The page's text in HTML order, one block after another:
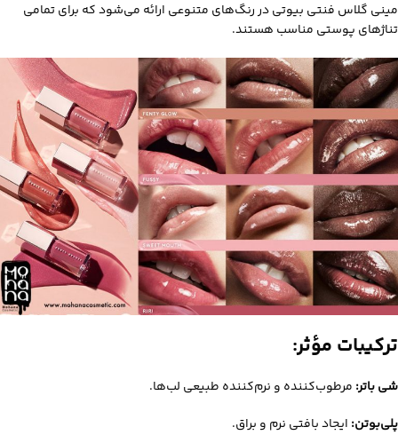
مینی گلاس فنتی بیوتی در رنگ‌های متنوعی ارائه می‌شود که برای تمامی
تناژهای پوستی مناسب هستند.
ترکیبات مؤثر:
شی باتر: مرطوب‌کننده و نرم‌کننده طبیعی لب‌ها.
پلی‌بوتن: ایجاد بافتی نرم و براق.